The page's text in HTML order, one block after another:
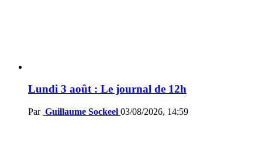
Lundi 3 août : Le journal de 12h
Par Guillaume Sockeel 03/08/2026, 14:59